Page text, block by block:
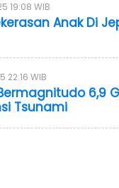
19:08 WIB
Anak Di
22:16 WIB
6,9
Tsunami